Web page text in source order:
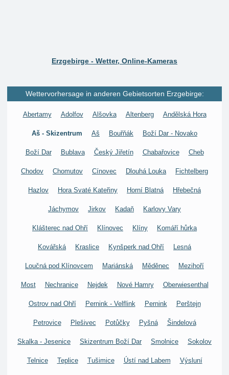
Erzgebirge - Wetter, Online-Kameras
Wettervorhersage in anderen Gebietsorten Erzgebirge:
Abertamy Adolfov Alšovka Altenberg Andělská Hora
Aš - Skizentrum Aš Bouřňák Boží Dar - Novako
Boží Dar Bublava Český Jiřetín Chabařovice Cheb
Chodov Chomutov Cínovec Dlouhá Louka Fichtelberg
Hazlov Hora Svaté Kateřiny Horní Blatná Hřebečná
Jáchymov Jirkov Kadaň Karlovy Vary
Klášterec nad Ohří Klínovec Klíny Komáří hůrka
Kovářská Kraslice Kynšperk nad Ohří Lesná
Loučná pod Klínovcem Mariánská Měděnec Mezihoří
Most Nechranice Nejdek Nové Hamry Oberwiesenthal
Ostrov nad Ohří Pernink - Velflink Pernink Perštejn
Petrovice Plešivec Potůčky Pyšná Šindelová
Skalka - Jesenice Skizentrum Boží Dar Smolnice Sokolov
Telnice Teplice Tušimice Ústí nad Labem Výsluní